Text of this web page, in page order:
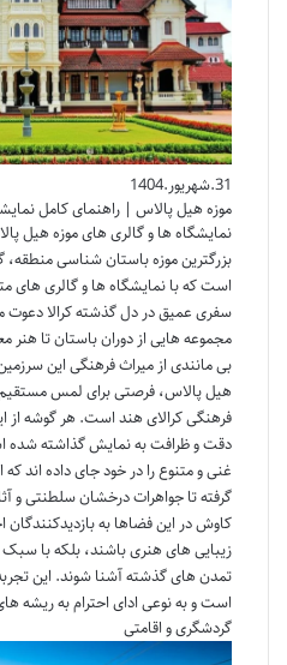
31.شهریور.1404
موزه هیل پالاس | راهنمای کامل
نمایشگاه ها و گالری های موزه هیل
بزرگترین موزه باستان شناسی منطقه،
است که با نمایشگاه ها و گالری های
سفری عمیق در دل گذشته کرالا دعوت
مجموعه هایی از دوران باستان تا هنر
بی مانندی از میراث فرهنگی این
هیل پالاس، فرصتی برای لمس
فرهنگی کرالای هند است. هر گوشه از
دقت و ظرافت به نمایش گذاشته شده
غنی و متنوع را در خود جای داده اند که
گرفته تا جواهرات درخشان سلطنتی و
کاوش در این فضاها به بازدیدکنندگان
زیبایی های هنری باشند، بلکه با
تمدن های گذشته آشنا شوند. این
است و به نوعی ادای احترام به ریشه
گردشگری و اقامتی